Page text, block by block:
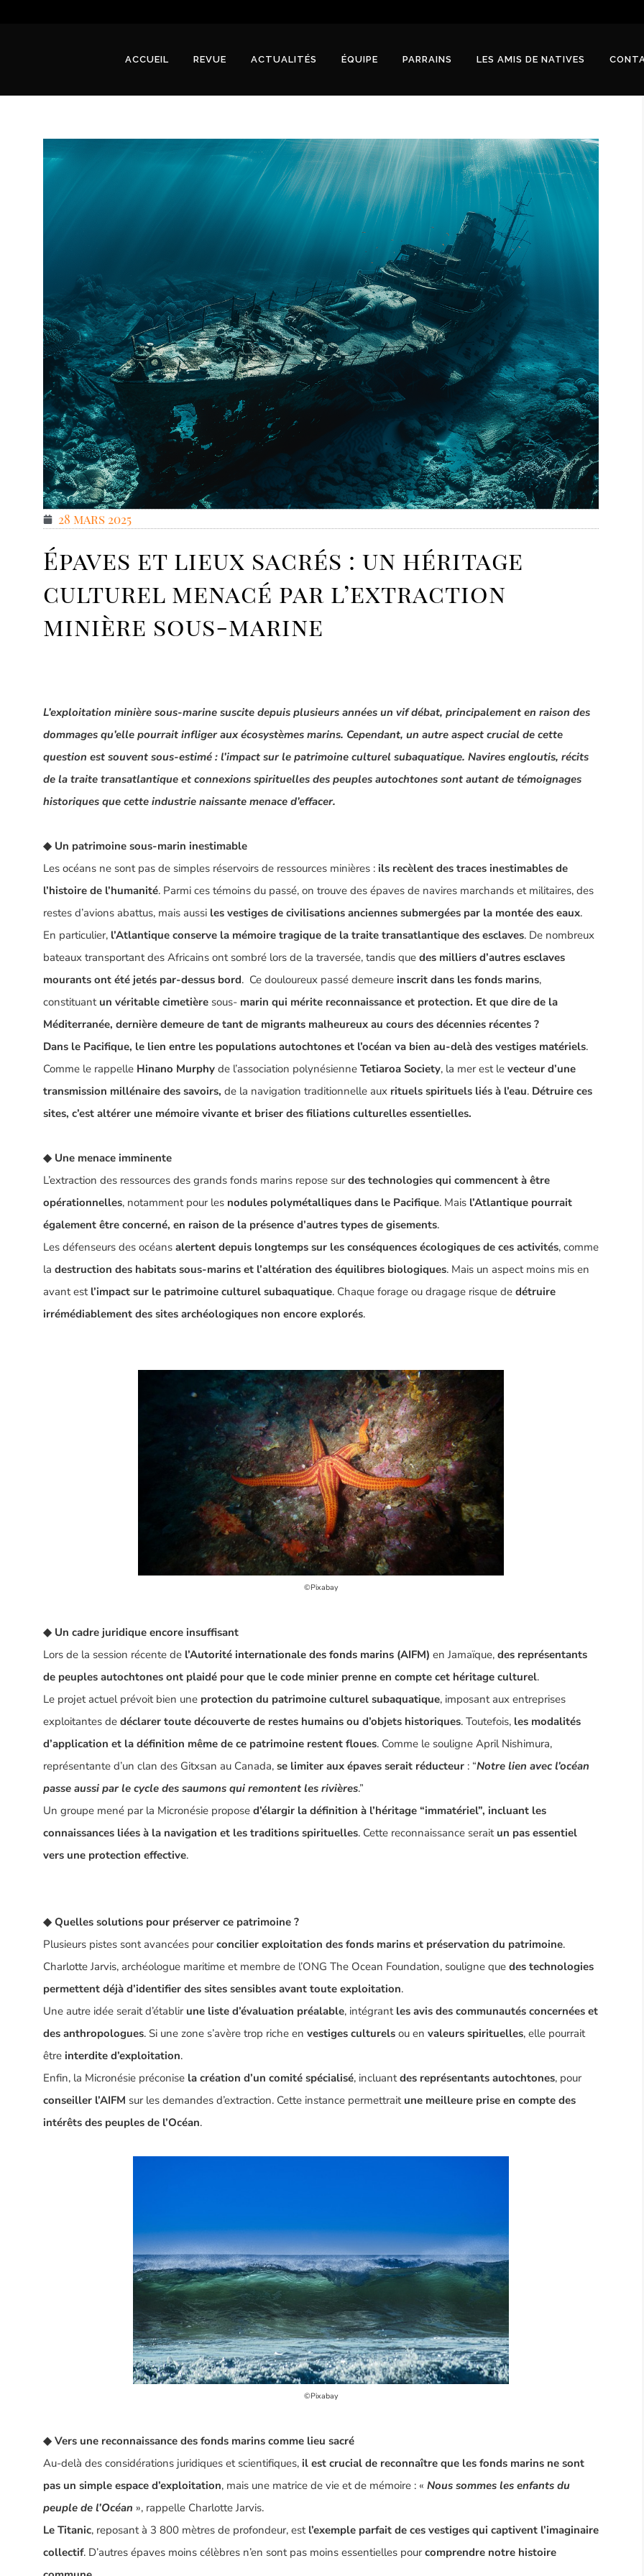
ACCUEIL REVUE ACTUALITÉS ÉQUIPE PARRAINS LES AMIS DE NATIVES
28 mars 2025
Épaves et lieux sacrés : un héritage
culturel menacé par l’extraction
minière sous-marine
L’exploitation minière sous-marine suscite depuis plusieurs années un vif débat, principalement en raison des
dommages qu’elle pourrait infliger aux écosystèmes marins. Cependant, un autre aspect crucial de cette
question est souvent sous-estimé : l’impact sur le patrimoine culturel subaquatique. Navires engloutis, récits
de la traite transatlantique et connexions spirituelles des peuples autochtones sont autant de témoignages
historiques que cette industrie naissante menace d’effacer.
◆ Un patrimoine sous-marin inestimable
Les océans ne sont pas de simples réservoirs de ressources minières : ils recèlent des traces inestimables de
l’histoire de l’humanité. Parmi ces témoins du passé, on trouve des épaves de navires marchands et militaires, des
restes d’avions abattus, mais aussi les vestiges de civilisations anciennes submergées par la montée des eaux.
En particulier, l’Atlantique conserve la mémoire tragique de la traite transatlantique des esclaves. De nombreux
bateaux transportant des Africains ont sombré lors de la traversée, tandis que des milliers d’autres esclaves
mourants ont été jetés par-dessus bord. Ce douloureux passé demeure inscrit dans les fonds marins,
constituant un véritable cimetière sous- marin qui mérite reconnaissance et protection. Et que dire de la
Méditerranée, dernière demeure de tant de migrants malheureux au cours des décennies récentes ?
Dans le Pacifique, le lien entre les populations autochtones et l’océan va bien au-delà des vestiges matériels.
Comme le rappelle Hinano Murphy de l’association polynésienne Tetiaroa Society, la mer est le vecteur d’une
transmission millénaire des savoirs, de la navigation traditionnelle aux rituels spirituels liés à l’eau. Détruire ces
sites, c’est altérer une mémoire vivante et briser des filiations culturelles essentielles.
◆ Une menace imminente
L’extraction des ressources des grands fonds marins repose surdes technologies qui commencent à être
opérationnelles, notamment pour les nodules polymétalliques dans le Pacifique. Mais l’Atlantique pourrait
également être concerné, en raison de la présence d’autres types de gisements.
Les défenseurs des océans alertent depuis longtemps sur les conséquences écologiques de ces activités, comme
la destruction des habitats sous-marins et l’altération des équilibres biologiques. Mais un aspect moins mis en
avant est l’impact sur le patrimoine culturel subaquatique. Chaque forage ou dragage risque de détruire
irrémédiablement des sites archéologiques non encore explorés.
©Pixabay
◆ Un cadre juridique encore insuffisant
Lors de la session récente de l’Autorité internationale des fonds marins (AIFM) en Jamaïque, des représentants
de peuples autochtones ont plaidé pour que le code minier prenne en compte cet héritage culturel.
Le projet actuel prévoit bien une protection du patrimoine culturel subaquatique, imposant aux entreprises
exploitantes de déclarer toute découverte de restes humains ou d’objets historiques. Toutefois, les modalités
d’application et la définition même de ce patrimoine restent floues. Comme le souligne April Nishimura,
représentante d’un clan des Gitxsan au Canada, se limiter aux épaves serait réducteur : “Notre lien avec l’océan
passe aussi par le cycle des saumons qui remontent les rivières.”
Un groupe mené par la Micronésie propose d’élargir la définition à l’héritage “immatériel”, incluant les
connaissances liées à la navigation et les traditions spirituelles. Cette reconnaissance serait un pas essentiel
vers une protection effective.
◆ Quelles solutions pour préserver ce patrimoine ?
Plusieurs pistes sont avancées pourconcilier exploitation des fonds marins et préservation du patrimoine.
Charlotte Jarvis, archéologue maritime et membre de l’ONG The Ocean Foundation, souligne que des technologies
permettent déjà d’identifier des sites sensibles avant toute exploitation.
Une autre idée serait d’établir une liste d’évaluation préalable, intégrant les avis des communautés concernées et
des anthropologues. Si une zone s’avère trop riche en vestiges culturels ou en valeurs spirituelles, elle pourrait
être interdite d’exploitation.
Enfin, la Micronésie préconise la création d’un comité spécialisé, incluantdes représentants autochtones, pour
conseiller l’AIFM sur les demandes d’extraction. Cette instance permettrait une meilleure prise en compte des
intérêts des peuples de l’Océan.
©Pixabay
◆ Vers une reconnaissance des fonds marins comme lieu sacré
Au-delà des considérations juridiques et scientifiques, il est crucial de reconnaître que les fonds marins ne sont
pas un simple espace d’exploitation, mais une matrice de vie et de mémoire : « Nous sommes les enfants du
peuple de l’Océan », rappelle Charlotte Jarvis.
Le Titanic, reposant à 3 800 mètres de profondeur, est l’exemple parfait de ces vestiges qui captivent l’imaginaire
collectif. D’autres épaves moins célèbres n’en sont pas moins essentielles pourcomprendre notre histoire